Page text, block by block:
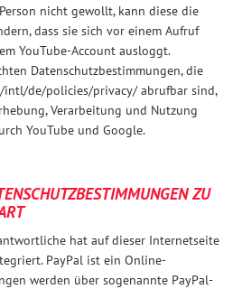
nicht gewollt, kann diese die
dass sie sich vor einem Aufruf
YouTube-Account ausloggt.
Datenschutzbestimmungen, die
de/policies/privacy/ abrufbar sind,
Verarbeitung und Nutzung
YouTube und Google.
ZU
hat auf dieser Internetseite
PayPal ist ein Online-
werden über sogenannte PayPal-